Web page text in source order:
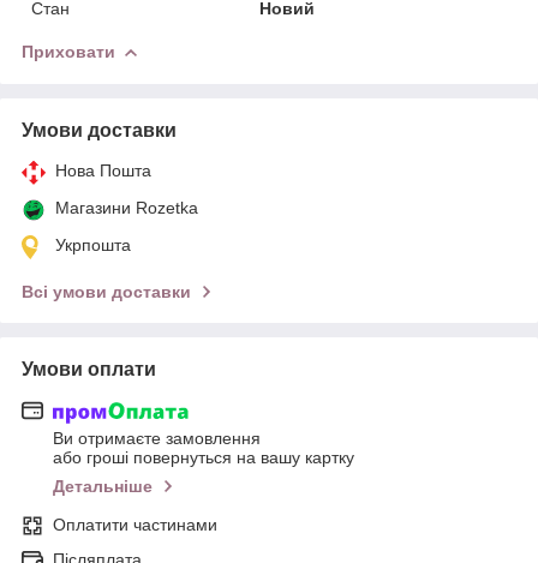
Стан
Новий
Приховати
Умови доставки
Нова Пошта
Магазини Rozetka
Укрпошта
Всі умови доставки
Умови оплати
Ви отримаєте замовлення
або гроші повернуться на вашу картку
Детальніше
Оплатити частинами